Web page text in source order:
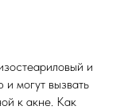
и
могут вызвать
к акне. Как